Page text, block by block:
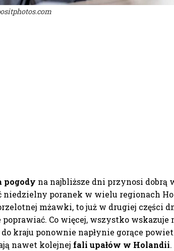
pogody na najbliższe dni przynosi dobrą
niedzielny poranek w wielu regionach
mżawki, to już w drugiej części
Co więcej, wszystko wskazuje
kraju ponownie napłynie gorące
nawet kolejnej fali upałów w Holandii.